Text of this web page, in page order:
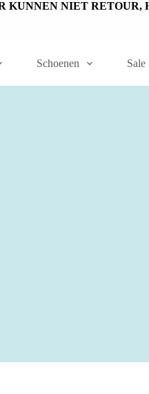
KUNNEN NIET
Schoenen Sale